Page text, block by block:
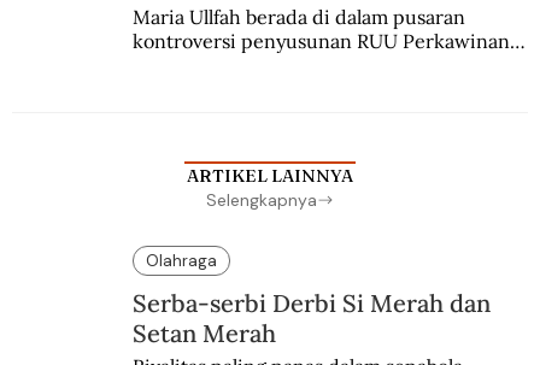
Maria Ullfah berada di dalam pusaran
kontroversi penyusunan RUU Perkawinan.
ARTIKEL LAINNYA
Selengkapnya
Olahraga
Serba-serbi Derbi Si Merah dan
Setan Merah